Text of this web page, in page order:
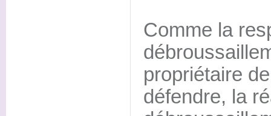
Comme la
propriétaire
défendre, la